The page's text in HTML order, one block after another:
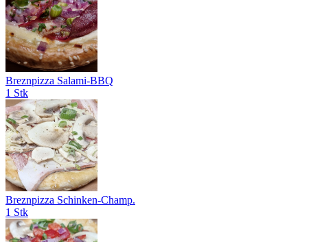
Breznpizza Salami-BBQ
1 Stk
Breznpizza Schinken-Champ.
1 Stk